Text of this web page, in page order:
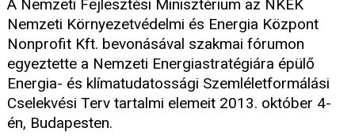
A Nemzeti Fejlesztési Minisztérium az NKEK
Nemzeti Környezetvédelmi és Energia Központ
Nonprofit Kft. bevonásával szakmai fórumon
egyeztette a Nemzeti Energiastratégiára épülő
Energia- és klímatudatossági Szemléletformálási
Cselekvési Terv tartalmi elemeit 2013. október 4-
én, Budapesten.